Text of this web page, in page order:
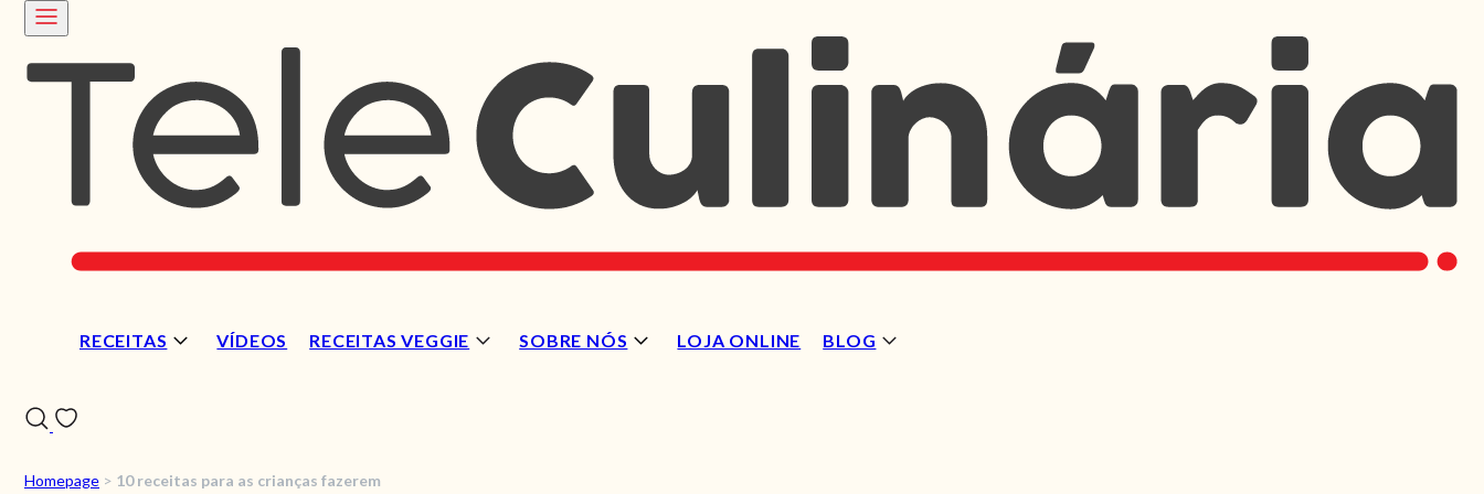
RECEITAS VÍDEOS RECEITAS VEGGIE SOBRE NÓS LOJA ONLINE BLOG
Homepage > 10 receitas para as crianças fazerem